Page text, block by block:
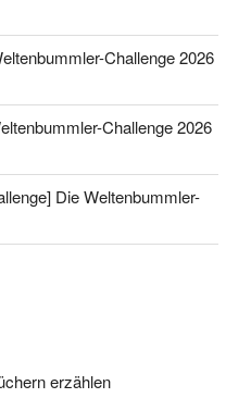
Challenge 2026
Challenge 2026
Die Weltenbummler-